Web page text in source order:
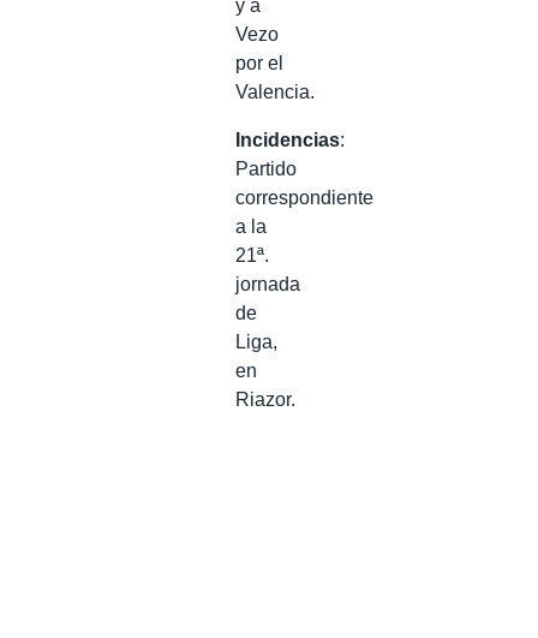
y a
Vezo
por el
Valencia.
Incidencias:
Partido
correspondiente
a la
21ª.
jornada
de
Liga,
en
Riazor.